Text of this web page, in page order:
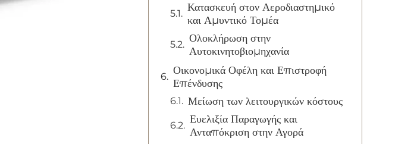
Κατασκευή στον Αεροδιαστημικό
και Αμυντικό Τομέα
Ολοκλήρωση στην
Αυτοκινητοβιομηχανία
Οικονομικά Οφέλη και Επιστροφή
Επένδυσης
Μείωση των λειτουργικών κόστους
Ευελιξία Παραγωγής και
Ανταπόκριση στην Αγορά